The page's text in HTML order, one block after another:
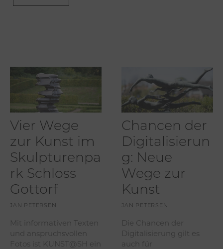
Vier Wege
zur Kunst im
Skulpturenpa
rk Schloss
Gottorf
JAN PETERSEN
Mit informativen Texten
und anspruchsvollen
Fotos ist KUNST@SH ein
Chancen der
Digitalisierun
g: Neue
Wege zur
Kunst
JAN PETERSEN
Die Chancen der
Digitalisierung gilt es
auch für